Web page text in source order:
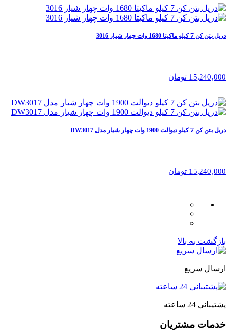
دریل بتن کن 7 کیلو ماکیتا 1680 وات چهار شیار 3016
15,240,000 تومان
دریل بتن کن 7 کیلو دیوالت 1900 وات چهار شیار مدل DW3017
15,240,000 تومان
بازگشت به بالا
ارسال سریع
پشتیبانی 24 ساعته
خدمات مشتریان